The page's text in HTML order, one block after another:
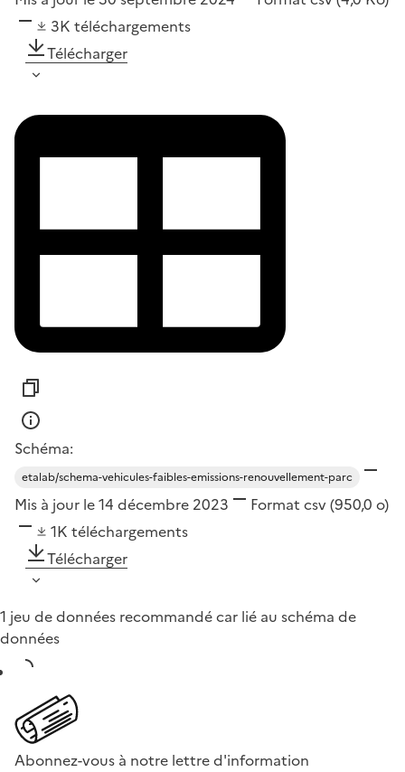
3K téléchargements
Télécharger
Schéma:
etalab/schema-vehicules-faibles-emissions-renouvellement-parc
Mis à jour le 14 décembre 2023 Format csv(950,0 o)
1K téléchargements
Télécharger
1 jeu de données recommandé car lié au schéma de
données
Abonnez-vous à notre lettre d'information